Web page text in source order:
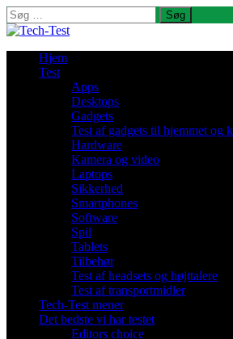
Søg
efter:
Hjem
Test
Apps
Desktops
Gadgets
Test af gadgets til hjemmet og
Hardware
Kamera og video
Laptops
Sikkerhed
Smartphones
Software
Spil
Tablets
Tilbehør
Test af headsets og højttalere
Test af transportmidler
Tech-Test mener
Det bedste vi har testet
Editors choice